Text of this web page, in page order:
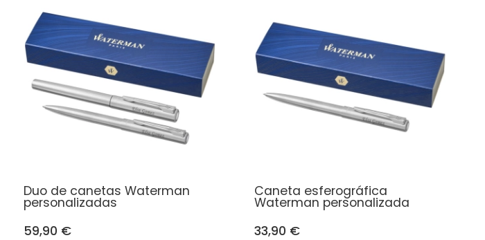
Duo de canetas Waterman
personalizadas
59,90 €
Caneta esferográfica
Waterman personalizada
33,90 €